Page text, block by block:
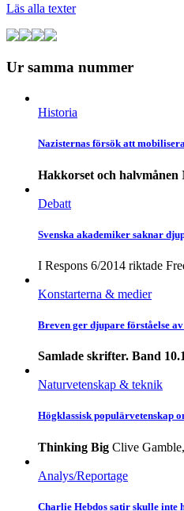
Läs alla texter
Ur samma nummer
Historia
Nazisternas försök att
Hakkorset och halvmånen
Debatt
Svenska akademiker saknar
I Respons 6/2014 riktade
Konstarterna & medier
Breven ger djupare förståelse
Samlade skrifter. Band
Naturvetenskap & teknik
Högklassisk populärvetenskap
Thinking Big Clive
Analys/Reportage
Charlie Hebdos satir skulle inte